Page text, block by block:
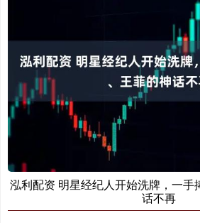
泓利配资 明星经纪人开始洗牌，一手
话不再